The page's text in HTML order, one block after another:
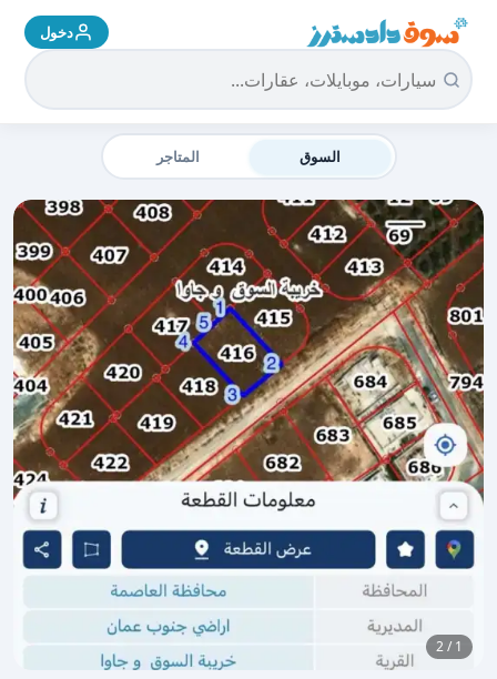
سوق دادسترز الرئيسية دخول
السوق المتاجر
1 / 2